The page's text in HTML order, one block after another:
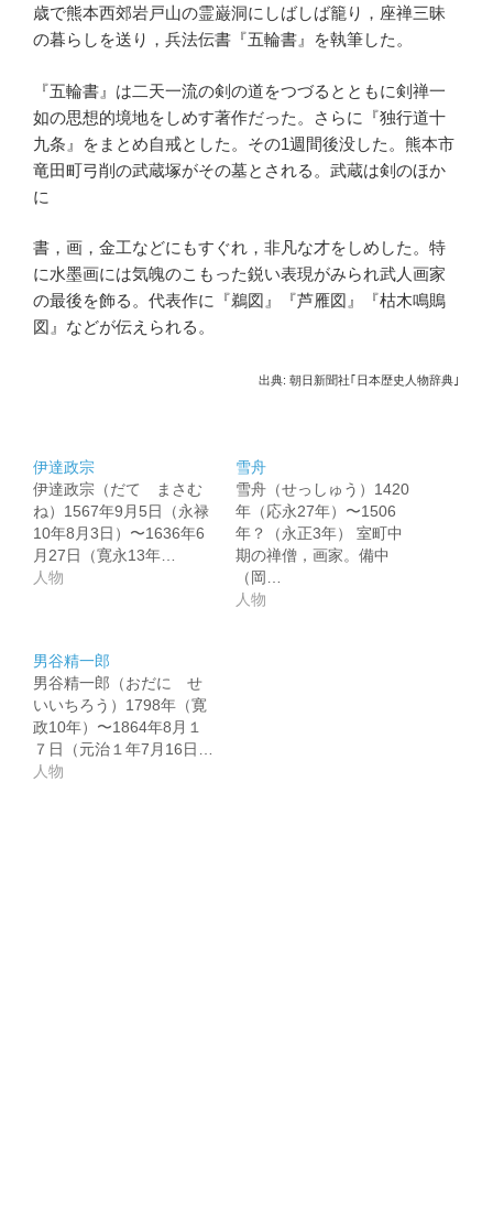
歳で熊本西郊岩戸山の霊巌洞にしばしば籠り，座禅三昧
の暮らしを送り，兵法伝書『五輪書』を執筆した。
『五輪書』は二天一流の剣の道をつづるとともに剣禅一
如の思想的境地をしめす著作だった。さらに『独行道十
九条』をまとめ自戒とした。その1週間後没した。熊本市
竜田町弓削の武蔵塚がその墓とされる。武蔵は剣のほか
に
書，画，金工などにもすぐれ，非凡な才をしめした。特
に水墨画には気魄のこもった鋭い表現がみられ武人画家
の最後を飾る。代表作に『鵜図』『芦雁図』『枯木鳴鵙
図』などが伝えられる。
出典: 朝日新聞社｢日本歴史人物辞典｣
伊達政宗
伊達政宗（だて まさむ
ね）1567年9月5日（永禄
10年8月3日）〜1636年6
月27日（寛永13年…
人物
雪舟
雪舟（せっしゅう）1420
年（応永27年）〜1506
年？（永正3年） 室町中
期の禅僧，画家。備中
（岡…
人物
男谷精一郎
男谷精一郎（おだに せ
いいちろう）1798年（寛
政10年）〜1864年8月１
７日（元治１年7月16日…
人物